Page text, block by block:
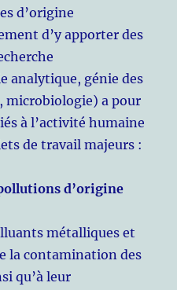
d’origine
d’y apporter des
analytique, génie des
microbiologie) a pour
à l’activité humaine
de travail majeurs :
d’origine
métalliques et
la contamination des
qu’à leur